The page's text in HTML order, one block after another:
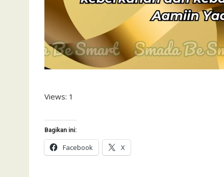
Views: 1
Bagikan ini:
Facebook X